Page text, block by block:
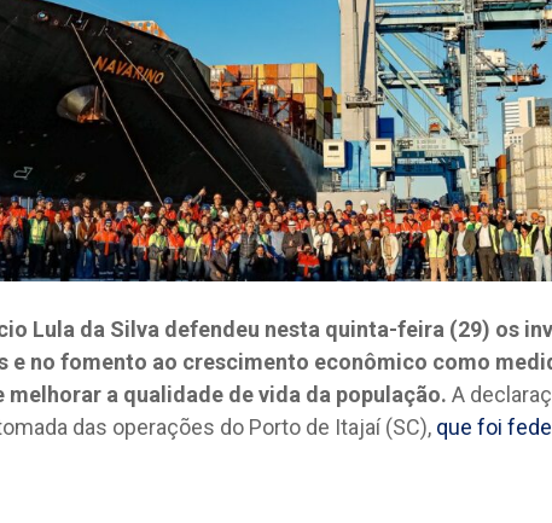
Lula da Silva defendeu nesta quinta-feira (29) os
e no fomento ao crescimento econômico como
melhorar a qualidade de vida da população. A
das operações do Porto de Itajaí (SC), que foi